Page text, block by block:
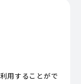
用することがで